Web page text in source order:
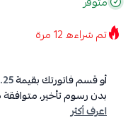
تم شراءه12مرة
أو قسم فاتورتك بقيمة
بدون رسوم تأخير،
اعرف أكثر